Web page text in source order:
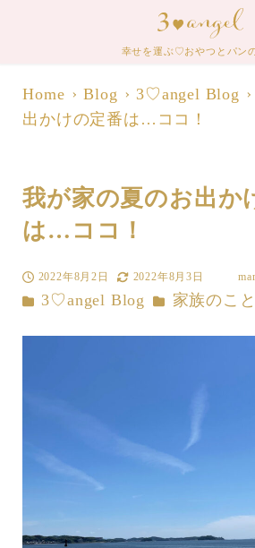
幸せを運ぶ♡おやつとパン
Home Blog 3♡angel Blog
出かけの定番は…ココ！
我が家の夏のお出か
は…ココ！
投稿日
2022年8月2日
更新日
2022年8月3日
者
カテゴリー
3♡angel Blog カテゴリー
家族のこと